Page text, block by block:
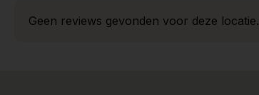
Geen reviews gevonden voor deze locatie.